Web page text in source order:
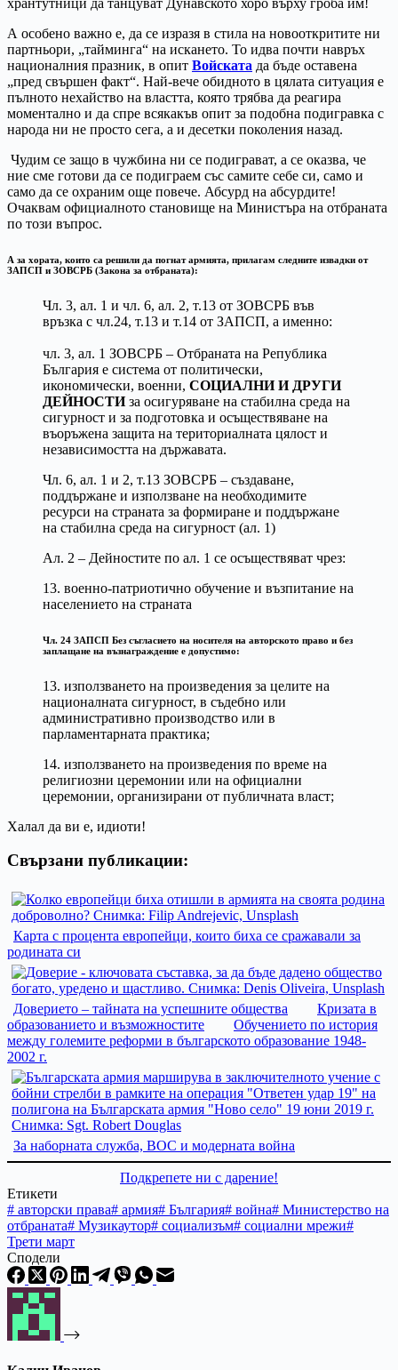
А особено важно е, да се изразя в стила на новооткритите ни
партньори, „тайминга“ на искането. То идва почти навръх
националния празник, в опит Войската да бъде оставена
„пред свършен факт“. Най-вече обидното в цялата ситуация е
пълното нехайство на властта, която трябва да реагира
моментално и да спре всякакъв опит за подобна подигравка с
народа ни не просто сега, а и десетки поколения назад.
Чудим се защо в чужбина ни се подиграват, а се оказва, че
ние сме готови да се подиграем със самите себе си, само и
само да се охраним още повече. Абсурд на абсурдите!
Очаквам официалното становище на Министъра на отбраната
по този въпрос.
А за хората, които са решили да погнат армията, прилагам следните извадки от
ЗАПСП и ЗОВСРБ (Закона за отбраната):
Чл. 3, ал. 1 и чл. 6, ал. 2, т.13 от ЗОВСРБ във
връзка с чл.24, т.13 и т.14 от ЗАПСП, а именно:
чл. 3, ал. 1 ЗОВСРБ – Отбраната на Република
България е система от политически,
икономически, военни, СОЦИАЛНИ И ДРУГИ
ДЕЙНОСТИза осигуряване на стабилна среда на
сигурност и за подготовка и осъществяване на
въоръжена защита на териториалната цялост и
независимостта на държавата.
Чл. 6, ал. 1 и 2, т.13 ЗОВСРБ – създаване,
поддържане и използване на необходимите
ресурси на страната за формиране и поддържане
на стабилна среда на сигурност (ал. 1)
Ал. 2 – Дейностите по ал. 1 се осъществяват чрез:
13. военно-патриотично обучение и възпитание на
населението на страната
Чл. 24 ЗАПСП Без съгласието на носителя на авторското право и без
заплащане на възнаграждение е допустимо:
13. използването на произведения за целите на
националната сигурност, в съдебно или
административно производство или в
парламентарната практика;
14. използването на произведения по време на
религиозни церемонии или на официални
церемонии, организирани от публичната власт;
Халал да ви е, идиоти!
Свързани публикации:
Карта с процента европейци, които биха се сражавали за
родината си
Доверието – тайната на успешните общества
Кризата в
образованието и възможностите
Обучението по история
между големите реформи в българското образование 1948-
2002 г.
За наборната служба, ВОС и модерната война
Подкрепете ни с дарение!
Етикети
# авторски права# армия# България# война# Министерство на
отбраната# Музикаутор# социализъм# социални мрежи#
Трети март
Сподели